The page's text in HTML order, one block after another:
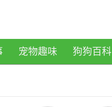
宠物趣味 狗狗百科